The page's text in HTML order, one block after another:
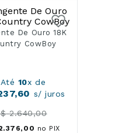
De Ouro 18K
CowBoy
Até 10x de
,60 s/ juros
2.640,00
.376, 00 no PIX